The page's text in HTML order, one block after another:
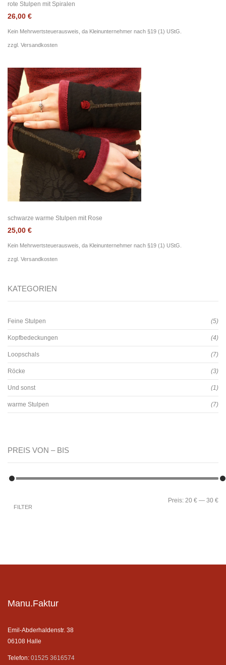
rote Stulpen mit Spiralen
26,00 €
Kein Mehrwertsteuerausweis, da Kleinunternehmer nach §19 (1) UStG.
zzgl. Versandkosten
schwarze warme Stulpen mit Rose
25,00 €
Kein Mehrwertsteuerausweis, da Kleinunternehmer nach §19 (1) UStG.
zzgl. Versandkosten
KATEGORIEN
Feine Stulpen (5)
Kopfbedeckungen (4)
Loopschals (7)
Röcke (3)
Und sonst (1)
warme Stulpen (7)
PREIS VON – BIS
FILTER
Preis: 20 € — 30 €
Manu.Faktur
Emil-Abderhaldenstr. 38
06108 Halle
Telefon: 01525 3616574